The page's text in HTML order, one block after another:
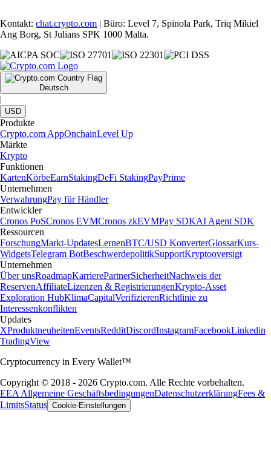
Kontakt: chat.crypto.com | Büro: Level 7, Spinola Park, Triq Mikiel
Ang Borg, St Julians SPK 1000 Malta.
Deutsch
|
USD
Produkte
Crypto.com AppOnchainLevel Up
Märkte
Krypto
Funktionen
KartenKörbeEarnStakingDeFi StakingPayPrime
Unternehmen
VerwahrungPay für Händler
Entwickler
Cronos PoSCronos EVMCronos zkEVMPay SDKAI Agent SDK
Ressourcen
ForschungMarkt-UpdatesLernenBTC/USD KonverterGlossarKurs-
WidgetsTelegram BotBeschwerdepolitikSupportKryptooversigt
Unternehmen
Über unsRoadmapKarrierePartnerSicherheitNachweis der
ReservenAffiliateLizenzen & RegistrierungenKrypto-Asset
Exploration HubKlimaCapitalVerifizierenRichtlinie zu
Interessenkonflikten
Updates
XProduktneuheitenEventsRedditDiscordInstagramFacebookLinkedin
TradingView
Cryptocurrency in Every Wallet™
Copyright © 2018 - 2026 Crypto.com. Alle Rechte vorbehalten.
EEA Allgemeine GeschäftsbedingungenDatenschutzerklärungFees &
LimitsStatus Cookie-Einstellungen